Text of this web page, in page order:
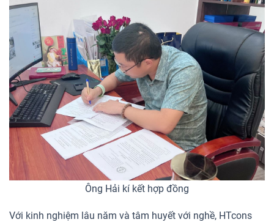
Ông Hải kí kết hợp đồng
Với kinh nghiệm lâu năm và tâm huyết với nghề, HTcons